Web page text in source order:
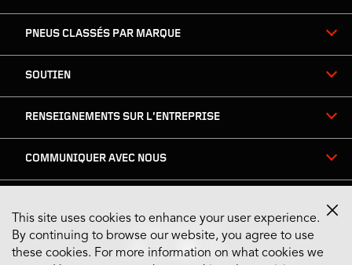
PNEUS CLASSÉS PAR MARQUE
SOUTIEN
RENSEIGNEMENTS SUR L’ENTREPRISE
COMMUNIQUER AVEC NOUS
Restez connecté
This site uses cookies to enhance your user experience.
By continuing to browse our website, you agree to use
these cookies. For more information on what cookies we